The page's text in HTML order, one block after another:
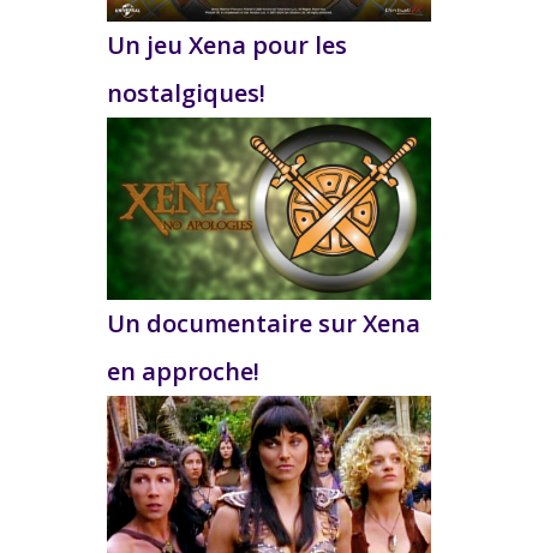
Un jeu Xena pour les
nostalgiques!
Un documentaire sur Xena
en approche!